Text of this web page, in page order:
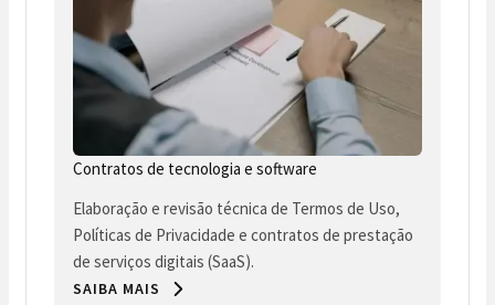
Contratos de tecnologia e software
Elaboração e revisão técnica de Termos de Uso,
Políticas de Privacidade e contratos de prestação
de serviços digitais (SaaS).
SAIBA MAIS